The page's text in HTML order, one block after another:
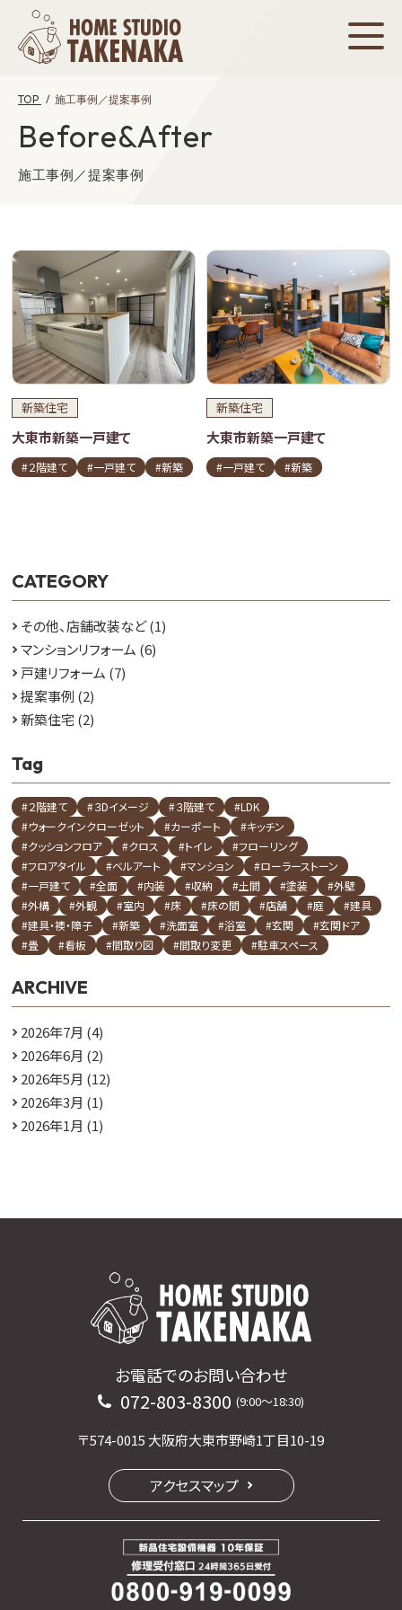
TOP 施工事例／提案事例
Before&After
施工事例／提案事例
新築住宅
大東市新築一戸建て
#２階建て #一戸建て #新築
新築住宅
大東市新築一戸建て
#一戸建て #新築
CATEGORY
その他、店舗改装など(1)
マンションリフォーム (6)
戸建リフォーム (7)
提案事例 (2)
新築住宅(2)
Tag
#２階建て #３Dイメージ #３階建て
#LDK
#ウォークインクローゼット
#カーポート
#キッチン
#クッションフロア
#クロス #トイレ
#フローリング
#フロアタイル
#ベルアート #マンション
#ローラーストーン
#一戸建て
#全面 #内装 #収納 #土間 #塗装
#外壁
#外構
#外観 #室内 #床 #床の間 #店舗 #庭
#建具
#建具・襖・障子
#新築 #洗面室 #浴室 #玄関
#玄関ドア
#畳
#看板 #間取り図 #間取り変更 #駐車スペース
ARCHIVE
2026年7月 (4)
2026年6月 (2)
2026年5月 (12)
2026年3月 (1)
2026年1月 (1)
お電話でのお問い合わせ
072-803-8300 (9:00〜18:30)
〒574-0015 大阪府大東市野崎1丁目10-19
アクセスマップ